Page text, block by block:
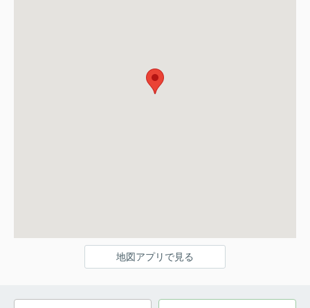
地図アプリで見る